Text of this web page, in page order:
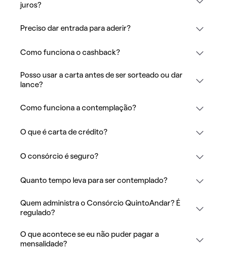
juros?
Preciso dar entrada para aderir?
Como funciona o cashback?
Posso usar a carta antes de ser sorteado ou dar
lance?
Como funciona a contemplação?
O que é carta de crédito?
O consórcio é seguro?
Quanto tempo leva para ser contemplado?
Quem administra o Consórcio QuintoAndar? É
regulado?
O que acontece se eu não puder pagar a
mensalidade?